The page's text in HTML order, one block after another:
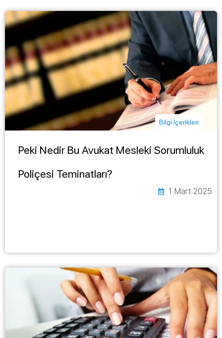
Bilgi İçerikleri
Peki Nedir Bu Avukat Mesleki Sorumluluk
Poliçesi Teminatları?
1 Mart 2025